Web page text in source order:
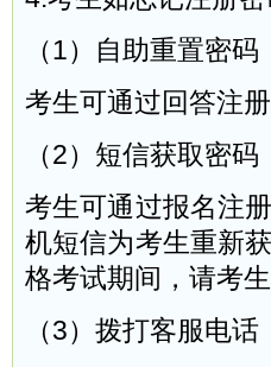
（1）自助重置密码
考生可通过回答注
（2）短信获取密码
考生可通过报名注
机短信为考生重新
格考试期间，请考
（3）拨打客服电话